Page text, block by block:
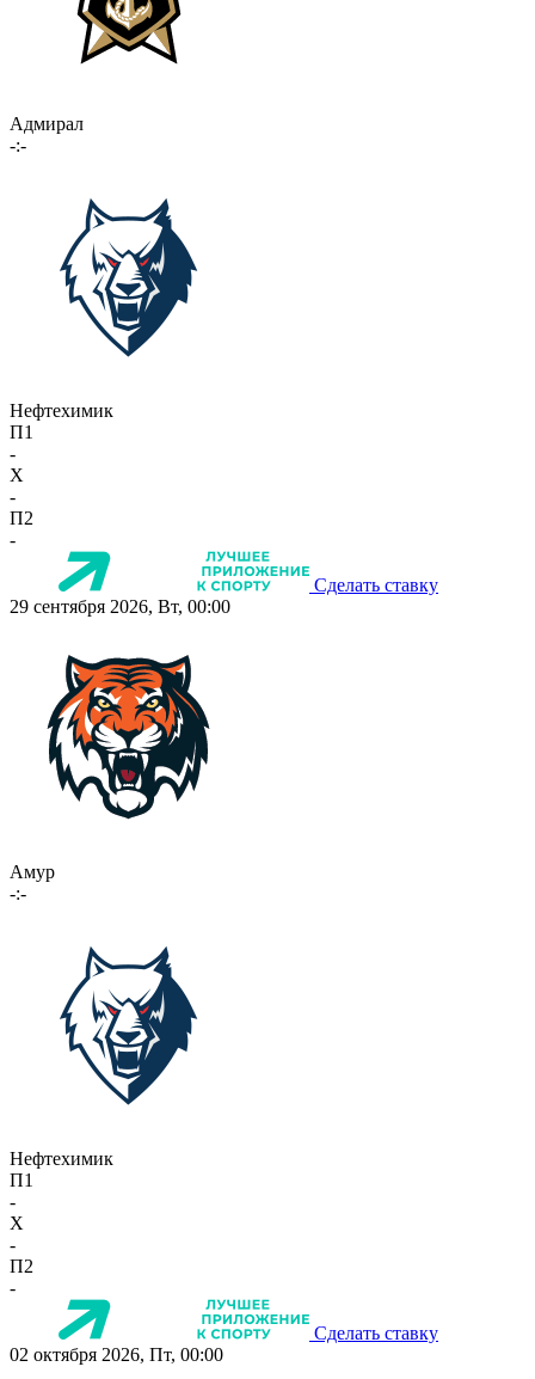
Адмирал
-:-
Нефтехимик
П1
-
X
-
П2
-
Сделать ставку
29 сентября 2026, Вт, 00:00
Амур
-:-
Нефтехимик
П1
-
X
-
П2
-
Сделать ставку
02 октября 2026, Пт, 00:00